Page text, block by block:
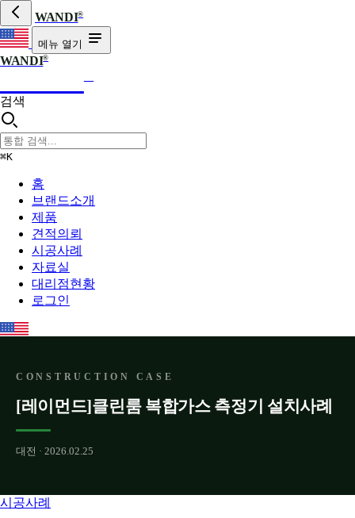
WANDI®
메뉴 열기
WANDI®
WANDI
검색
⌘K
홈
브랜드소개
제품
견적의뢰
시공사례
자료실
대리점현황
로그인
CONSTRUCTION CASE
[레이먼드]클린룸 복합가스 측정기 설치사례
대전 · 2026.02.25
시공사례